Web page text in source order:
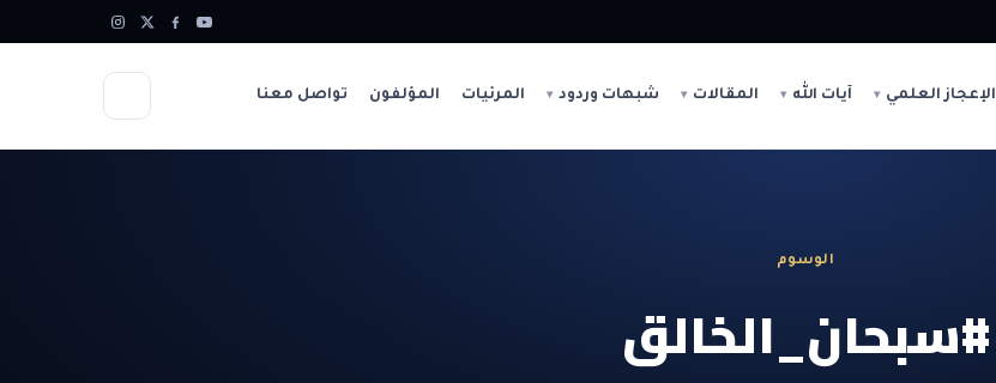
الإعجاز العلمي آيات الله المقالات شبهات وردود المرئيات المؤلفون تواصل معنا
الوسوم
#سبحان_الخالق